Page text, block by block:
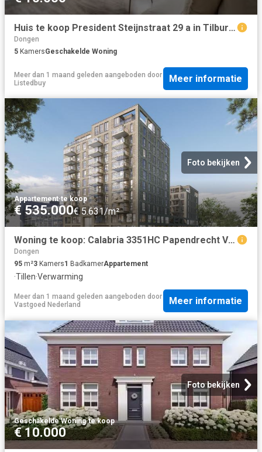
Huis te koop President Steijnstraat 29 a in Tilburg voor € 329.
Dongen
5 KamersGeschakelde Woning
Meer dan 1 maand geleden aangeboden door
Listedbuy
Meer informatie
Foto bekijken
Appartement·te koop
€ 535.000€ 5.631/m²
Woning te koop: Calabria 3351HC Papendrecht Vastgoed Nederland
Dongen
95 m²3 Kamers1 BadkamerAppartement
·Tillen·Verwarming
Meer dan 1 maand geleden aangeboden door
Vastgoed Nederland
Meer informatie
Foto bekijken
Geschakelde Woning·te koop
€ 10.000